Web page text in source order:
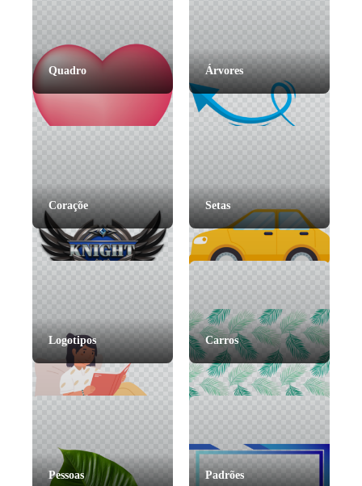
Quadro Árvores
Coraçõe Setas
Logotipos Carros
Pessoas Padrões